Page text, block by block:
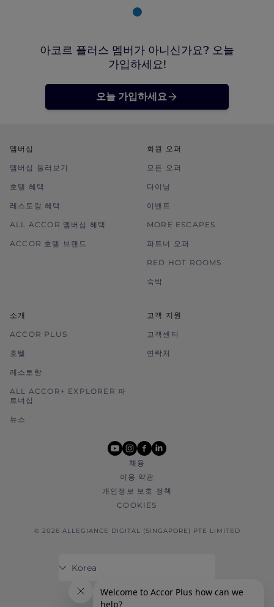
아코르 플러스 멤버가 아니신가요? 오늘
가입하세요!
오늘 가입하세요
멤버십
멤버십 둘러보기
호텔 혜택
레스토랑 혜택
ALL ACCOR 멤버십 혜택
ACCOR 호텔 브랜드
회원 오퍼
모든 오퍼
다이닝
이벤트
MORE ESCAPES
파트너 오퍼
RED HOT ROOMS
숙박
소개
ACCOR PLUS
호텔
레스토랑
ALL ACCOR+ EXPLORER 파
트너십
뉴스
고객 지원
고객센터
연락처
youtube
instagram
facebook
linkedin
채용
이용 약관
개인정보 보호 정책
COOKIES
© 2026 ALLEGIANCE DIGITAL (SINGAPORE) PTE LIMITED